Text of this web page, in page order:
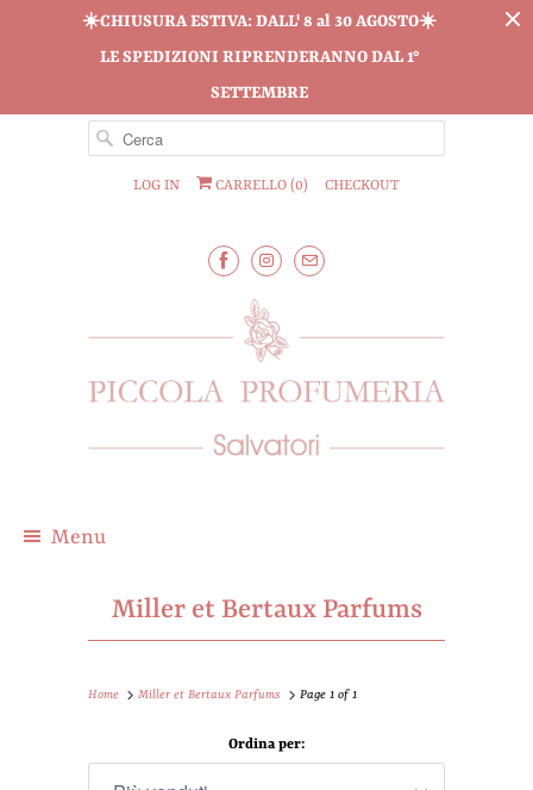
☀️CHIUSURA ESTIVA: DALL' 8 al 30 AGOSTO☀️
LE SPEDIZIONI RIPRENDERANNO DAL 1°
SETTEMBRE
LOG IN CARRELLO (0) CHECKOUT
Menu
Miller et Bertaux Parfums
Home Miller et Bertaux Parfums Page 1 of 1
Ordina per: